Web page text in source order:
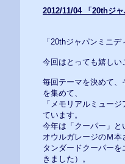
2012/11/04 「20thジ
「20thジャパンミニデ
今回はとっても嬉しい
毎回テーマを決めて、
を集めて、
「メモリアルミュー
ています。
今年は「クーパー」と
オウルガレージのＭ
タンダードクーパー
きました）。